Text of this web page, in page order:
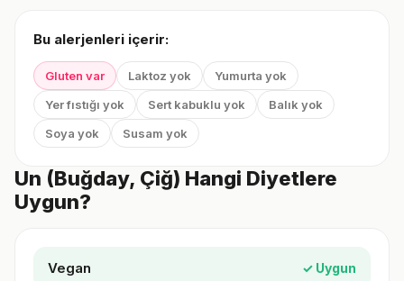
Bu alerjenleri içerir:
Gluten var Laktoz yok
Yumurta yok
Yer fıstığı yok
Sert kabuklu yok
Balık yok
Soya yok
Susam yok
Un (Buğday, Çiğ) Hangi Diyetlere
Uygun?
Vegan ✓ Uygun